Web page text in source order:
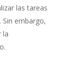
las tareas
Sin embargo,
la
.